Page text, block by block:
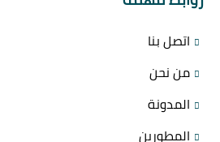
اتصل بنا
من نحن
المدونة
المطورين